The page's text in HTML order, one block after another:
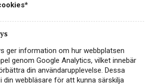
Chianti Classico
RÖTT VIN
CHIANTI CLASSICO
ger information om hur webbplatsen
genom Google Analytics, vilket innebär
din användarupplevelse. Dessa
din webbläsare för att kunna särskilja